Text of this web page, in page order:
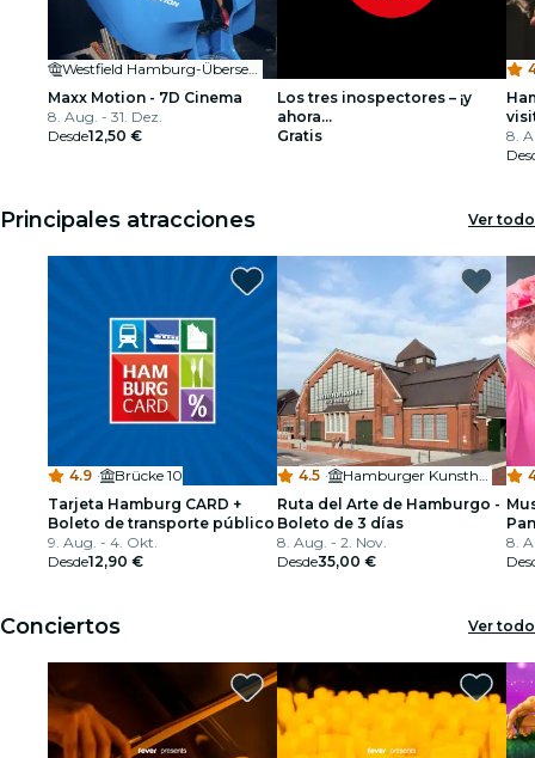
Westfield Hamburg-Überseequartier
Maxx Motion - 7D Cinema
8. Aug. - 31. Dez.
Desde12,50 €
Los tres inospectores – ¡y
ahora...
Gratis
8.
Principales atracciones Ver todo
4.9 ·
Brücke 10
Tarjeta Hamburg CARD +
Boleto de transporte público
9. Aug. - 4. Okt.
Desde12,90 €
4.5 ·
Hamburger Kunsthalle
Ruta del Arte de Hamburgo -
Boleto de 3 días
8. Aug. - 2. Nov.
Desde35,00 €
8.
Conciertos Ver todo